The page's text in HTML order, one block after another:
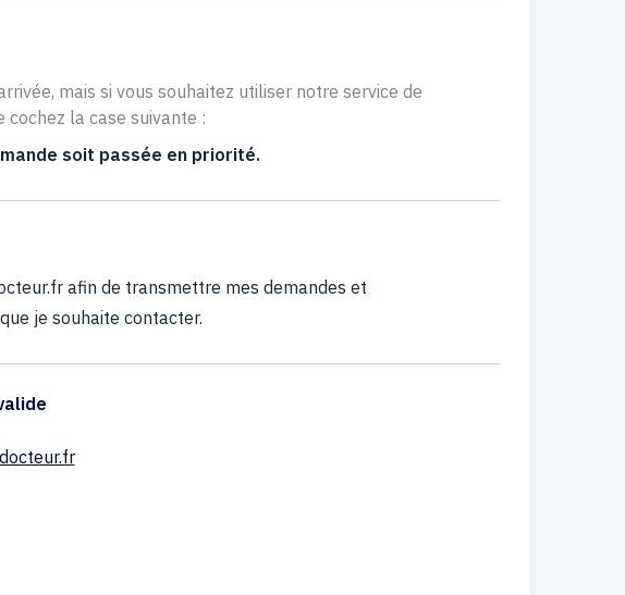
mais si vous souhaitez utiliser notre service de
cochez la case suivante :
soit passée en priorité.
afin de transmettre mes demandes et
je souhaite contacter.